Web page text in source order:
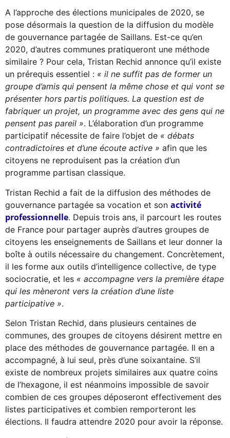
A l’approche des élections municipales de 2020, se
pose désormais la question de la diffusion du modèle
de gouvernance partagée de Saillans. Est-ce qu’en
2020, d’autres communes pratiqueront une méthode
similaire ? Pour cela, Tristan Rechid annonce qu’il existe
un prérequis essentiel : « il ne suffit pas de former un
groupe d’amis qui pensent la même chose et qui vont se
présenter hors partis politiques. La question est de
fabriquer un projet, un programme avec des gens qui ne
pensent pas pareil ». L’élaboration d’un programme
participatif nécessite de faire l’objet de « débats
contradictoires et d’une écoute active » afin que les
citoyens ne reproduisent pas la création d’un
programme partisan classique.
Tristan Rechid a fait de la diffusion des méthodes de
gouvernance partagée sa vocation et son activité
professionnelle. Depuis trois ans, il parcourt les routes
de France pour partager auprès d’autres groupes de
citoyens les enseignements de Saillans et leur donner la
boîte à outils nécessaire du changement. Concrètement,
il les forme aux outils d’intelligence collective, de type
sociocratie, et les « accompagne vers la première étape
qui les mèneront vers la création d’une liste
participative ».
Selon Tristan Rechid, dans plusieurs centaines de
communes, des groupes de citoyens désirent mettre en
place des méthodes de gouvernance partagée. Il en a
accompagné, à lui seul, près d’une soixantaine. S’il
existe de nombreux projets similaires aux quatre coins
de l’hexagone, il est néanmoins impossible de savoir
combien de ces groupes déposeront effectivement des
listes participatives et combien remporteront les
élections. Il faudra attendre 2020 pour avoir la réponse.